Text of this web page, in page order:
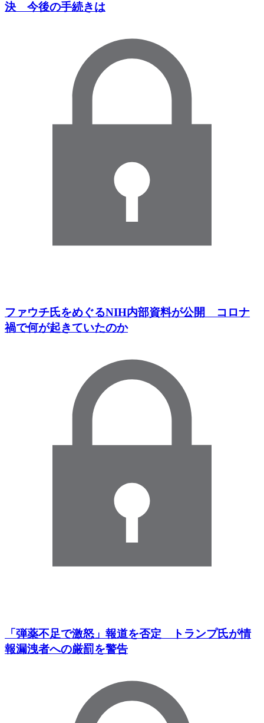
決 今後の手続きは
ファウチ氏をめぐるNIH内部資料が公開 コロナ
禍で何が起きていたのか
「弾薬不足で激怒」報道を否定 トランプ氏が情
報漏洩者への厳罰を警告